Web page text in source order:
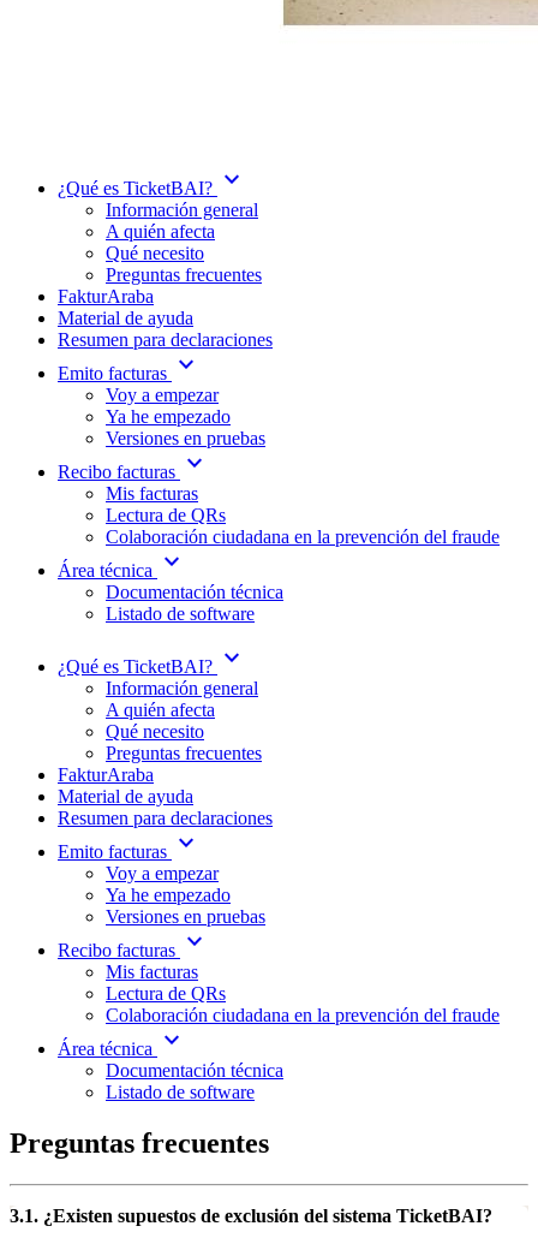
¿Qué es TicketBAI? expand_more
Información general
A quién afecta
Qué necesito
Preguntas frecuentes
FakturAraba
Material de ayuda
Resumen para declaraciones
Emito facturas expand_more
Voy a empezar
Ya he empezado
Versiones en pruebas
Recibo facturas expand_more
Mis facturas
Lectura de QRs
Colaboración ciudadana en la prevención del fraude
Área técnica
expand_more
Documentación técnica
Listado de software
¿Qué es TicketBAI? expand_more
Información general
A quién afecta
Qué necesito
Preguntas frecuentes
FakturAraba
Material de ayuda
Resumen para declaraciones
Emito facturas expand_more
Voy a empezar
Ya he empezado
Versiones en pruebas
Recibo facturas expand_more
Mis facturas
Lectura de QRs
Colaboración ciudadana en la prevención del fraude
Área técnica
expand_more
Documentación técnica
Listado de software
Preguntas frecuentes
3.1. ¿Existen supuestos de exclusión del sistema TicketBAI?